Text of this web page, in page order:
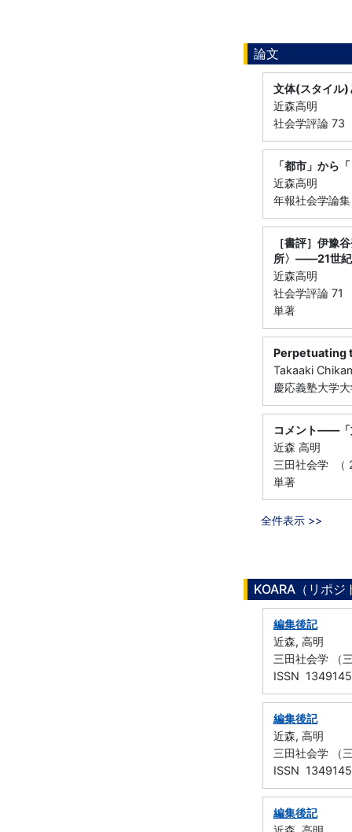
論文
文体(スタイル
近森高明
社会学評論
「都市」から
近森高明
年報社会学論
［書評］伊豫
所〉――21世紀
近森高明
社会学評論 71
単著
Perpetuating
Takaaki
慶応義塾大学
コメント――「
近森 高明
三田社会学 （
単著
全件表示 >>
KOARA（リポ
編集後記
近森, 高明
三田社会学 （
ISSN
編集後記
近森, 高明
三田社会学 （
ISSN
編集後記